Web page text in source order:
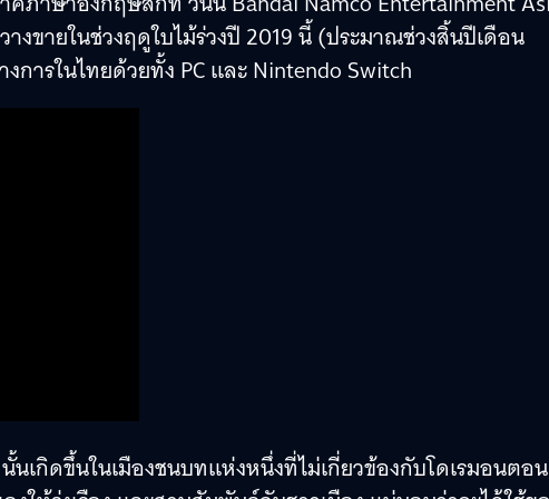
งขายในช่วงฤดูใบไม้ร่วงปี 2019 นี้ (ประมาณช่วงสิ้นปีเดือน
ารในไทยด้วยทั้ง PC และ Nintendo Switch
นเกิดขึ้นในเมืองชนบทแห่งหนึ่งที่ไม่เกี่ยวข้องกับโดเรมอนตอน